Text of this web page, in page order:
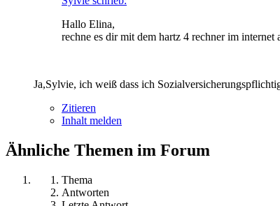
Hallo Elina,
rechne es dir mit dem hartz 4 rechner im
Ja,Sylvie, ich weiß dass ich
Zitieren
Inhalt melden
Ähnliche Themen im Forum
Thema
Antworten